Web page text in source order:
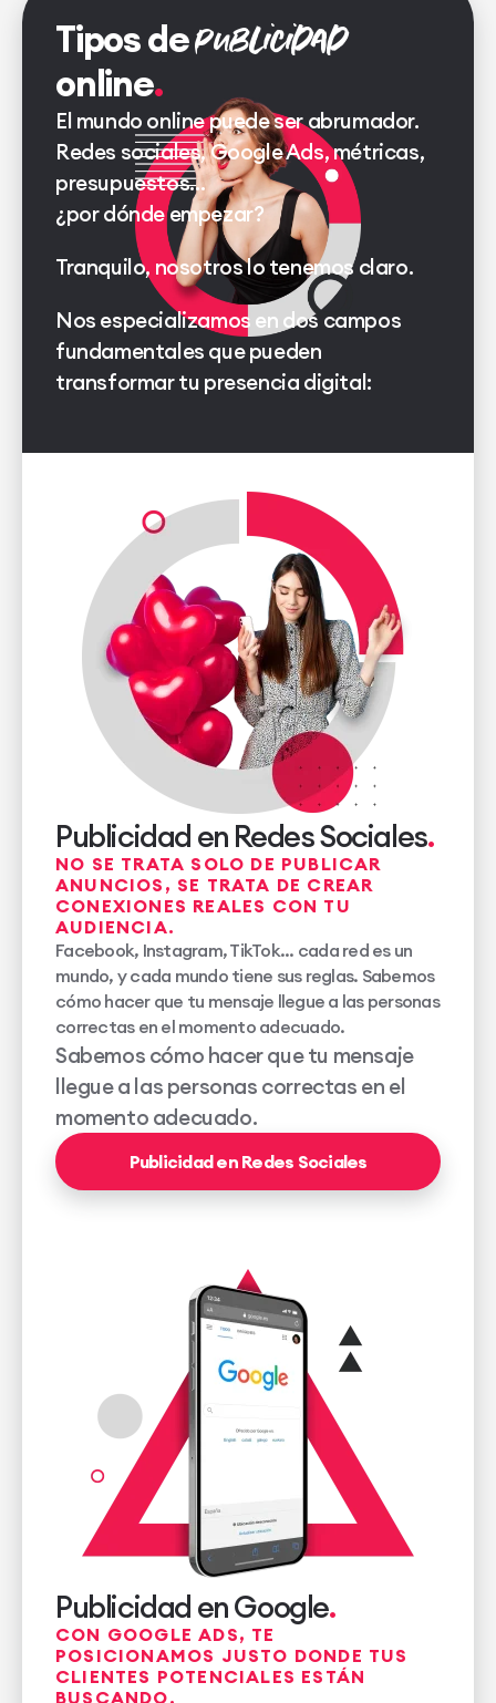
Tipos depublicidad
online
El mundo online puede ser abrumador.
Redes sociales, Google Ads, métricas,
presupuestos…
¿por dónde empezar?
Tranquilo, nosotros lo tenemos claro.
Nos especializamos en dos campos
fundamentales que pueden
transformar tu presencia digital:
Publicidad en Redes Sociales
NO SE TRATA SOLO DE PUBLICAR
ANUNCIOS, SE TRATA DE CREAR
CONEXIONES REALES CON TU
AUDIENCIA.
Facebook, Instagram, TikTok... cada red es un
mundo, y cada mundo tiene sus reglas. Sabemos
cómo hacer que tu mensaje llegue a las personas
correctas en el momento adecuado.
Sabemos cómo hacer que tu mensaje
llegue a las personas correctas en el
momento adecuado.
Publicidad en Redes Sociales
Publicidad en Google
CON GOOGLE ADS, TE
POSICIONAMOS JUSTO DONDE TUS
CLIENTES POTENCIALES ESTÁN
BUSCANDO.